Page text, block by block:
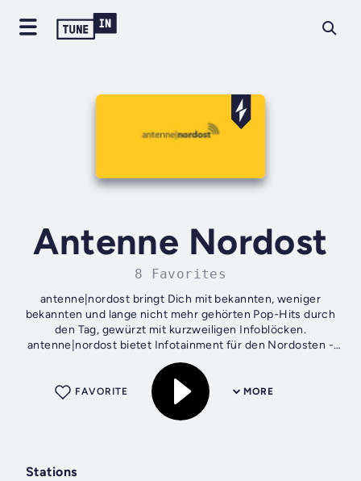
Antenne Nordost
8 Favorites
antenne|nordost bringt Dich mit bekannten, weniger
bekannten und lange nicht mehr gehörten Pop-Hits durch
den Tag, gewürzt mit kurzweiligen Infoblöcken.
antenne|nordost bietet Infotainment für den Nordosten -
von Rügen bis zur Hauptstadtregion.
MORE
FAVORITE
Stations